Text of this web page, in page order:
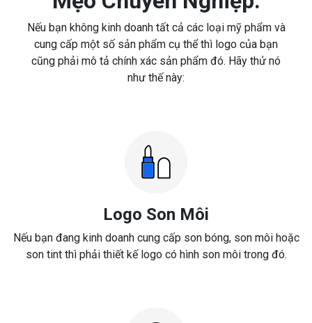
Nếu bạn không kinh doanh tất cả các loại mỹ phẩm và
cung cấp một số sản phẩm cụ thể thì logo của bạn
cũng phải mô tả chính xác sản phẩm đó. Hãy thử nó
như thế này:
Logo Son Môi
Nếu bạn đang kinh doanh cung cấp son bóng, son môi hoặc
son tint thì phải thiết kế logo có hình son môi trong đó.